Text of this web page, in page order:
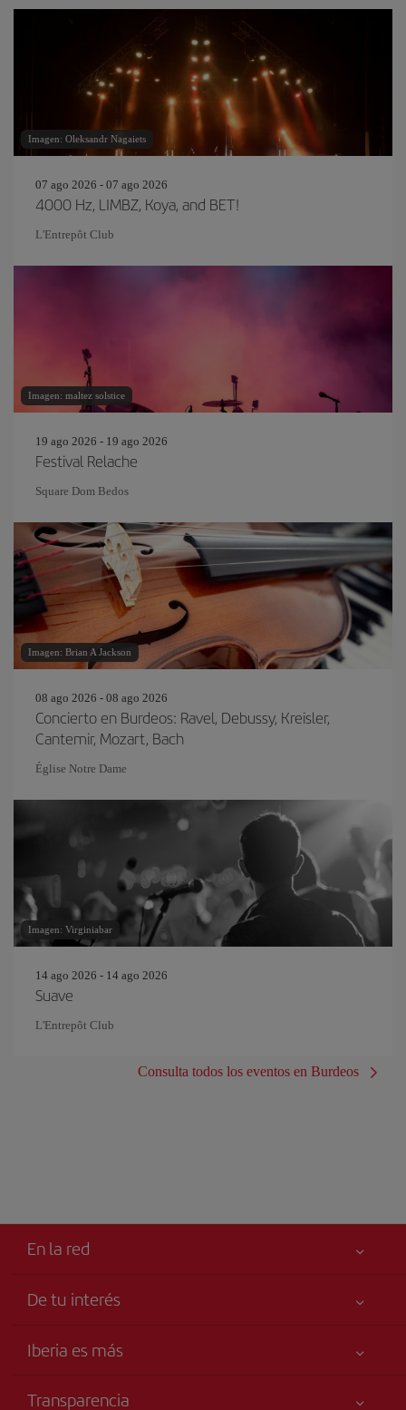
Imagen: Oleksandr Nagaiets
07 ago 2026 - 07 ago 2026
4000 Hz, LIMBZ, Koya, and BET!
L'Entrepôt Club
Imagen: maltez solstice
19 ago 2026 - 19 ago 2026
Festival Relache
Square Dom Bedos
Imagen: Brian A Jackson
08 ago 2026 - 08 ago 2026
Concierto en Burdeos: Ravel, Debussy, Kreisler,
Cantemir, Mozart, Bach
Église Notre Dame
Imagen: Virginiabar
14 ago 2026 - 14 ago 2026
Suave
L'Entrepôt Club
Consulta todos los eventos en Burdeos
En la red
De tu interés
Accesibilidad
Iberia es más
Transparencia